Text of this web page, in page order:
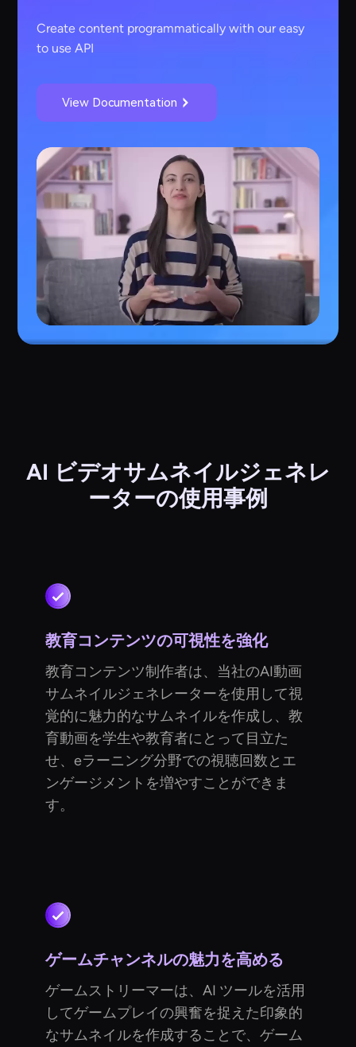
Create content programmatically with our easy
to use API
View Documentation
AI ビデオサムネイルジェネレ
ーターの使用事例
教育コンテンツの可視性を強化
教育コンテンツ制作者は、当社のAI動画
サムネイルジェネレーターを使用して視
覚的に魅力的なサムネイルを作成し、教
育動画を学生や教育者にとって目立た
せ、eラーニング分野での視聴回数とエ
ンゲージメントを増やすことができま
す。
ゲームチャンネルの魅力を高める
ゲームストリーマーは、AI ツールを活用
してゲームプレイの興奮を捉えた印象的
なサムネイルを作成することで、ゲーム